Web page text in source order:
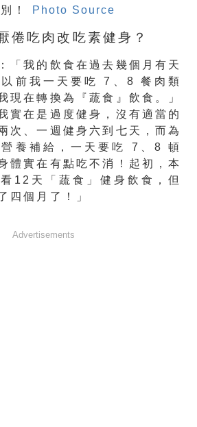
！
Photo Source
倦吃肉改吃素健身？
「我的飲食在過去幾個月有天
前我一天要吃 7、8 餐肉類
現在轉換為『蔬食』飲食。」
實在是過度健身，沒有適當的
次、一週健身六到七天，而為
養補給，一天要吃 7、8 頓
體實在有點吃不消！起初，本
12天「蔬食」健身飲食，但
四個月了！」
Advertisements